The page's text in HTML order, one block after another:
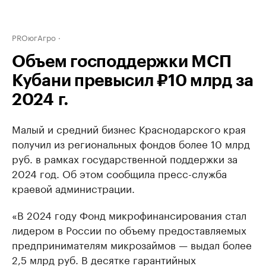
PROюгАгро
Объем господдержки МСП
Кубани превысил ₽10 млрд за
2024 г.
Малый и средний бизнес Краснодарского края
получил из региональных фондов более 10 млрд
руб. в рамках государственной поддержки за
2024 год. Об этом сообщила пресс-служба
краевой администрации.
«В 2024 году Фонд микрофинансирования стал
лидером в России по объему предоставляемых
предпринимателям микрозаймов — выдал более
2,5 млрд руб. В десятке гарантийных